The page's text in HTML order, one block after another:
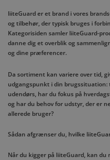
liiteGuard er et brand i vores
og tilbehør, der typisk bruges i
Kategorisiden samler liiteGuard-
danne dig et overblik og
og dine præferencer.
Da sortiment kan variere over tid,
udgangspunkt i din
udendørs, har du fokus på
og har du behov for udstyr, der er
allerede bruger?
Sådan afgrænser du, hvilke
Når du kigger på liiteGuard, kan